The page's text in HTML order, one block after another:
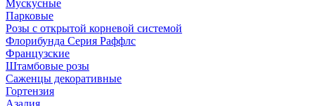
Мускусные
Парковые
Розы с открытой корневой системой
Флорибунда Серия Раффлс
Французские
Штамбовые розы
Саженцы декоративные
Гортензия
Азалия